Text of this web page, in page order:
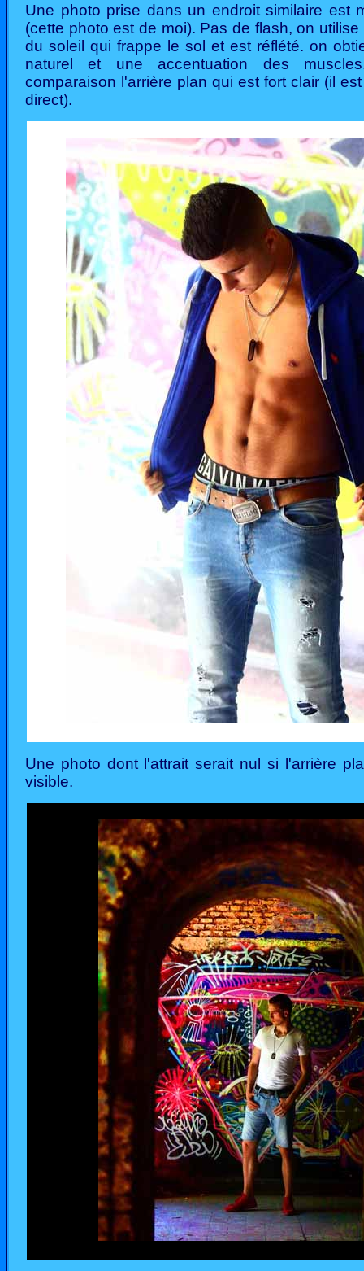
Une photo prise dans un endroit similaire est
(cette photo est de moi). Pas de flash, on
du soleil qui frappe le sol et est réflété. on
naturel et une accentuation des
comparaison l'arrière plan qui est fort clair (il
direct).
Une photo dont l'attrait serait nul si l'arrière
visible.